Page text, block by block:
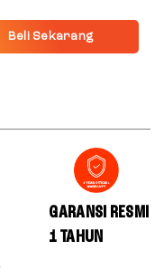
Beli Sekarang
GARANSI RESMI
1 TAHUN